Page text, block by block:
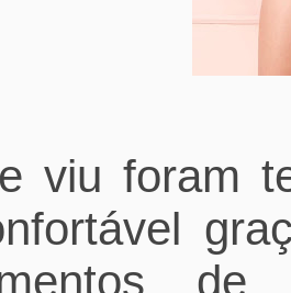
viu foram
de